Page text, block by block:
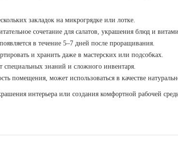
закладок на микрогрядке или лотке.
сочетание для салатов, украшения блюд и
в течение 5–7 дней после проращивания.
и хранить даже в мастерских или подсобках.
специальных знаний и сложного инвентаря.
помещения, может использоваться в качестве
интерьера или создания комфортной рабочей